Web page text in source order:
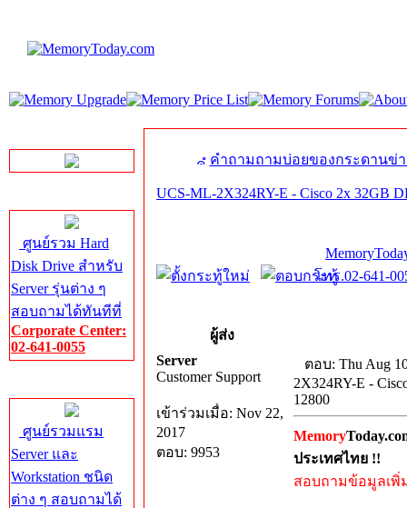
ศูนย์รวม Hard
Disk Drive สำหรับ
Server รุ่นต่าง ๆ
สอบถามได้ทันทีที่
Corporate Center:
02-641-0055
ศูนย์รวมแรม
Server และ
Workstation ชนิด
ต่าง ๆ สอบถามได้
คำถามถามบ่อยของกระดานข่
UCS-ML-2X324RY-E - Cisco 2x 32GB
โทร.02-641-
ผู้ส่ง
Server
Customer Support
เข้าร่วมเมื่อ: Nov 22,
2017
ตอบ: 9953
ตอบ: Thu Aug
2X324RY-E -
12800
Memory
ประเทศไทย !!
สอบถามข้อมูลเพิ่